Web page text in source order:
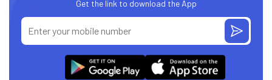
Get the link to download the App